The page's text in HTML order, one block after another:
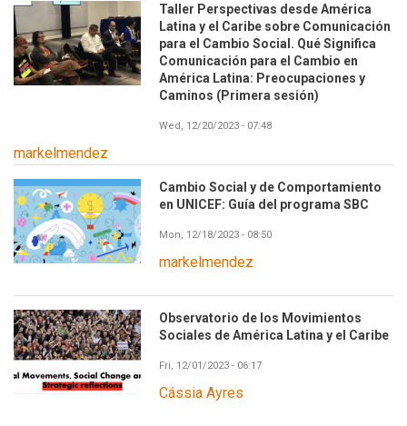
Taller Perspectivas desde América
Latina y el Caribe sobre Comunicación
para el Cambio Social. Qué Significa
Comunicación para el Cambio en
América Latina: Preocupaciones y
Caminos (Primera sesión)
Wed, 12/20/2023 - 07:48
markelmendez
Cambio Social y de Comportamiento
en UNICEF: Guía del programa SBC
Mon, 12/18/2023 - 08:50
markelmendez
Observatorio de los Movimientos
Sociales de América Latina y el Caribe
Fri, 12/01/2023 - 06:17
Cássia Ayres